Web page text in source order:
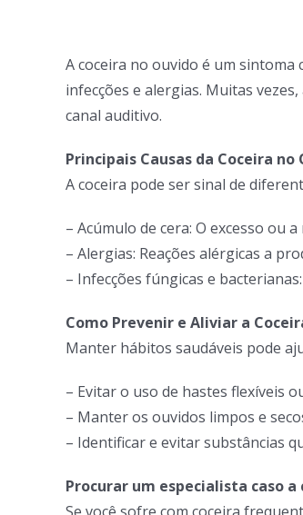
Larger
Image
A coceira no ouvido é um sintoma
infecções e alergias. Muitas
canal auditivo.
Principais Causas da Coceira no
A coceira pode ser sinal de
– Acúmulo de cera: O excesso ou
– Alergias: Reações alérgicas a
– Infecções fúngicas e
Como Prevenir e Aliviar a
Manter hábitos saudáveis pode
– Evitar o uso de hastes flexíveis
– Manter os ouvidos limpos e
– Identificar e evitar substâncias
Procurar um especialista caso